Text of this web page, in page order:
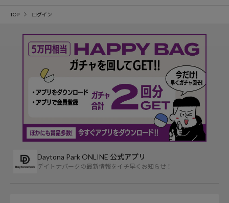
TOP ログイン
Daytona Park ONLINE 公式アプリ
デイトナパークの最新情報をイチ早くお知らせ！